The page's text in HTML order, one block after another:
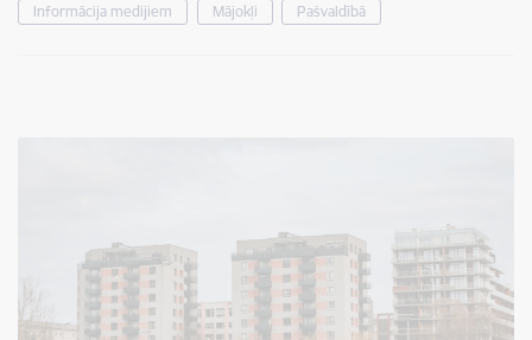
Informācija medijiem Mājokļi Pašvaldībā